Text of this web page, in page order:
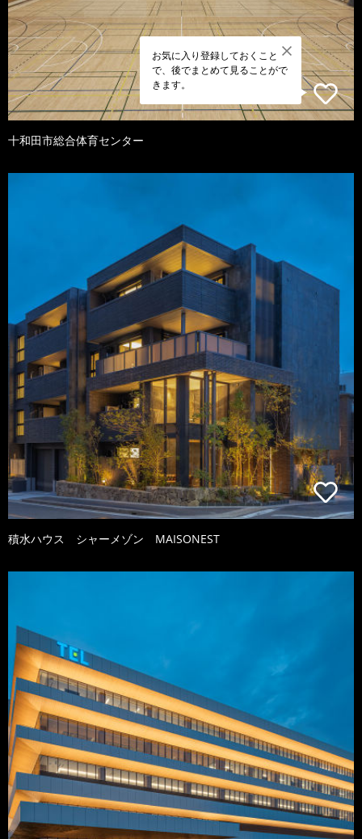
お気に入り登録しておくこと
で、後でまとめて見ることがで
きます。
十和田市総合体育センター
積水ハウス シャーメゾン MAISONEST